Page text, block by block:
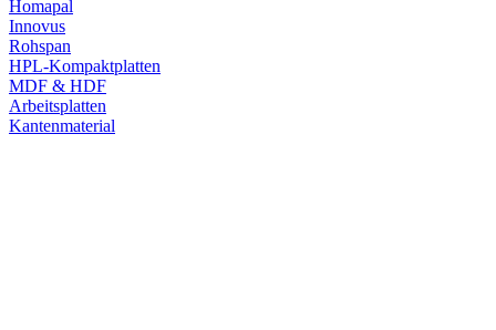
Homapal
Innovus
Rohspan
HPL-Kompaktplatten
MDF & HDF
Arbeitsplatten
Kantenmaterial